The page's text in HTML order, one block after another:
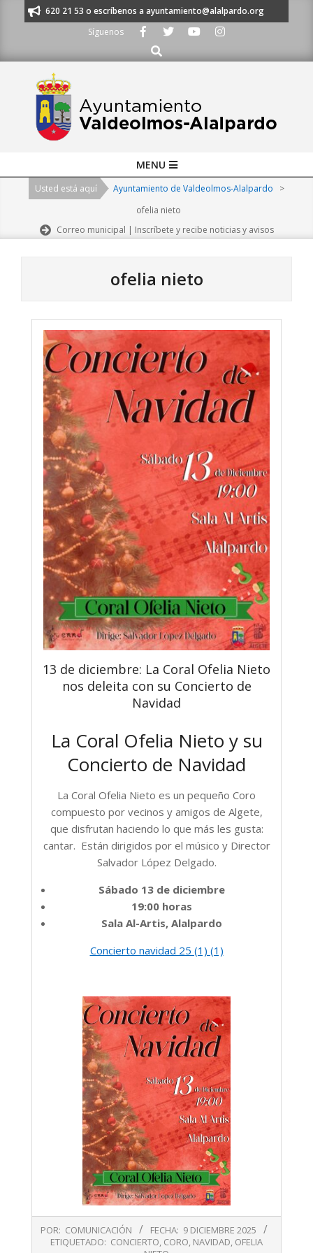
al 91 620 21 53 o escríbenos a ayuntamiento@alalpardo.org
Síguenos
Buscar
Navigation
MENU
Usted está aquí Ayuntamiento de Valdeolmos-Alalpardo
>
ofelia nieto
Correo municipal | Inscríbete y recibe noticias y avisos
ofelia nieto
13 de diciembre: La Coral Ofelia Nieto
nos deleita con su Concierto de
Navidad
La Coral Ofelia Nieto y su
Concierto de Navidad
La Coral Ofelia Nieto es un pequeño Coro
compuesto por vecinos y amigos de Algete,
que disfrutan haciendo lo que más les gusta:
cantar. Están dirigidos por el músico y Director
Salvador López Delgado.
Sábado 13 de diciembre
19:00 horas
Sala Al-Artis, Alalpardo
Concierto navidad 25 (1) (1)
12-
POR: COMUNICACIÓN FECHA: 9 DICIEMBRE 2025
ETIQUETADO: CONCIERTO, CORO, NAVIDAD, OFELIA